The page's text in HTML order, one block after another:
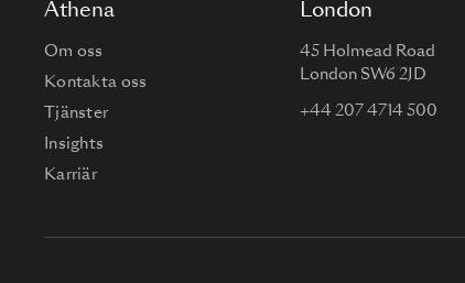
Athena
Om oss
Kontakta oss
Tjänster
Insights
Karriär
London
45 Holmead Road
London SW6 2JD
+44 207 4714 500